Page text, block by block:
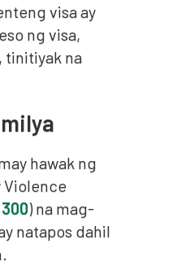
visa ay
ng visa,
tinitiyak na
hawak ng
Violence
300) na mag-
natapos dahil